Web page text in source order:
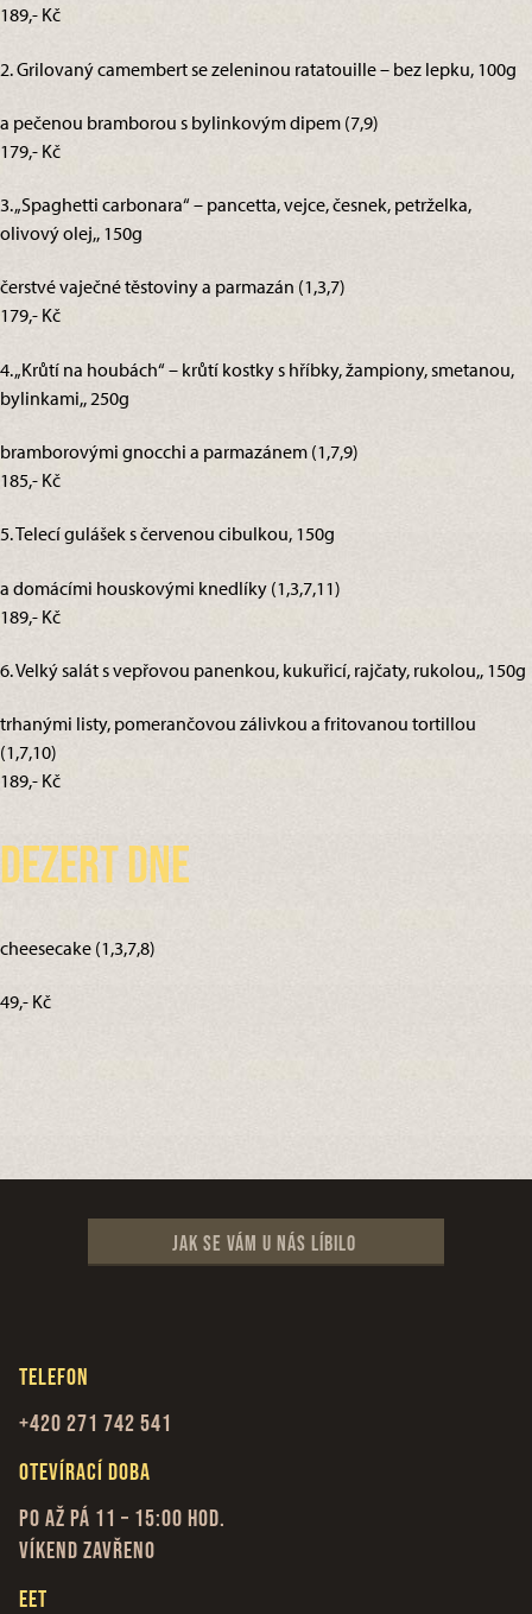
189,- Kč
2. Grilovaný camembert se zeleninou ratatouille – bez lepku, 100g
a pečenou bramborou s bylinkovým dipem (7,9)
179,- Kč
3. „Spaghetti carbonara“ – pancetta, vejce, česnek, petrželka,
olivový olej,, 150g
čerstvé vaječné těstoviny a parmazán (1,3,7)
179,- Kč
4. „Krůtí na houbách“ – krůtí kostky s hříbky, žampiony, smetanou,
bylinkami,, 250g
bramborovými gnocchi a parmazánem (1,7,9)
185,- Kč
5. Telecí gulášek s červenou cibulkou, 150g
a domácími houskovými knedlíky (1,3,7,11)
189,- Kč
6. Velký salát s vepřovou panenkou, kukuřicí, rajčaty, rukolou,, 150g
trhanými listy, pomerančovou zálivkou a fritovanou tortillou
(1,7,10)
189,- Kč
Dezert dne
cheesecake (1,3,7,8)
49,- Kč
Jak se vám u nás líbilo
Telefon
+420 271 742 541
Otevírací doba
Po až Pá 11 – 15:00 hod.
Víkend zavřeno
EET